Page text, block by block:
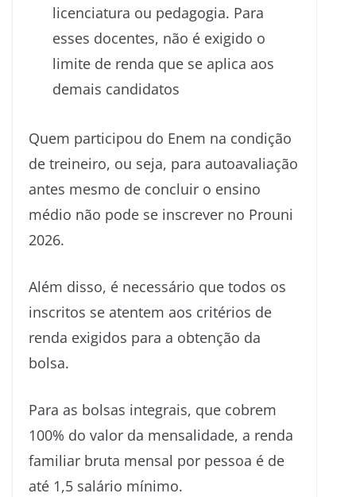
licenciatura ou pedagogia. Para
esses docentes, não é exigido o
limite de renda que se aplica aos
demais candidatos
Quem participou do Enem na condição
de treineiro, ou seja, para autoavaliação
antes mesmo de concluir o ensino
médio não pode se inscrever no Prouni
2026.
Além disso, é necessário que todos os
inscritos se atentem aos critérios de
renda exigidos para a obtenção da
bolsa.
Para as bolsas integrais, que cobrem
100% do valor da mensalidade, a renda
familiar bruta mensal por pessoa é de
até 1,5 salário mínimo.